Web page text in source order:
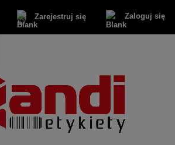
Zarejestruj się Zaloguj się